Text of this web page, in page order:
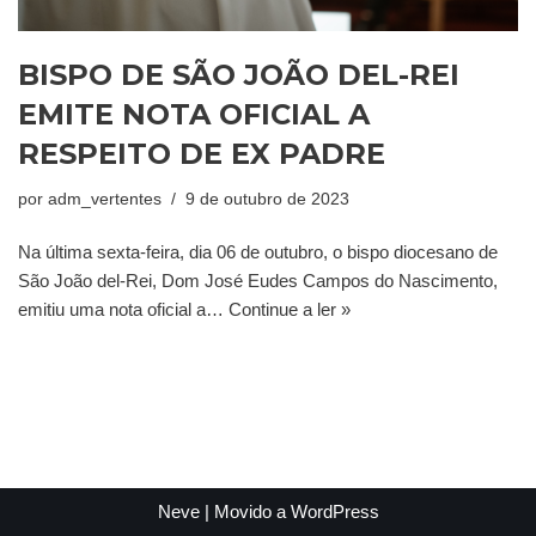
BISPO DE SÃO JOÃO DEL-REI
EMITE NOTA OFICIAL A
RESPEITO DE EX PADRE
por adm_vertentes 9 de outubro de 2023
Na última sexta-feira, dia 06 de outubro, o bispo diocesano de
São João del-Rei, Dom José Eudes Campos do Nascimento,
emitiu uma nota oficial a… Continue a ler »
Neve| Movido a WordPress